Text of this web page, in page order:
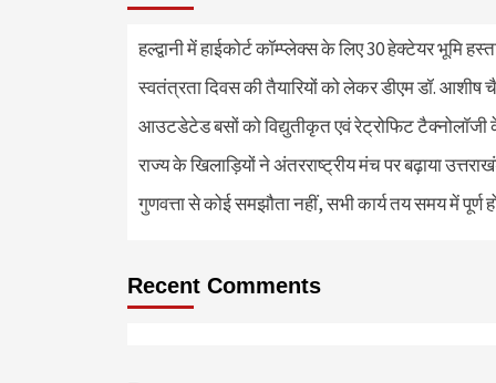
हल्द्वानी में हाईकोर्ट कॉम्प्लेक्स के लिए 30 हेक्टेयर भूमि
स्वतंत्रता दिवस की तैयारियों को लेकर डीएम डॉ. आशीष
आउटडेटेड बसों को विद्युतीकृत एवं रेट्रोफिट टैक्नोलाॅजी
राज्य के खिलाड़ियों ने अंतरराष्ट्रीय मंच पर बढ़ाया
गुणवत्ता से कोई समझौता नहीं, सभी कार्य तय समय में पूर्ण
Recent Comments